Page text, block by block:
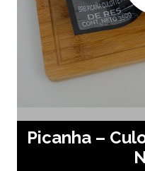
Picanha –